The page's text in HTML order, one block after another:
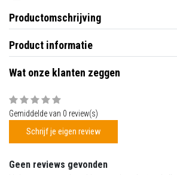
Productomschrijving
Product informatie
Wat onze klanten zeggen
Gemiddelde van 0 review(s)
Schrijf je eigen review
Geen reviews gevonden